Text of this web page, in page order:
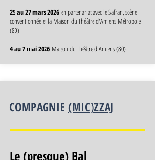
25 au 27 mars 2026 en partenariat avec le Safran, scène
conventionnée et la Maison du Théâtre d'Amiens Métropole
(80)
4 au 7 mai 2026 Maison du Théâtre d'Amiens (80)
COMPAGNIE (MIC)ZZAJ
Le (presque) Bal